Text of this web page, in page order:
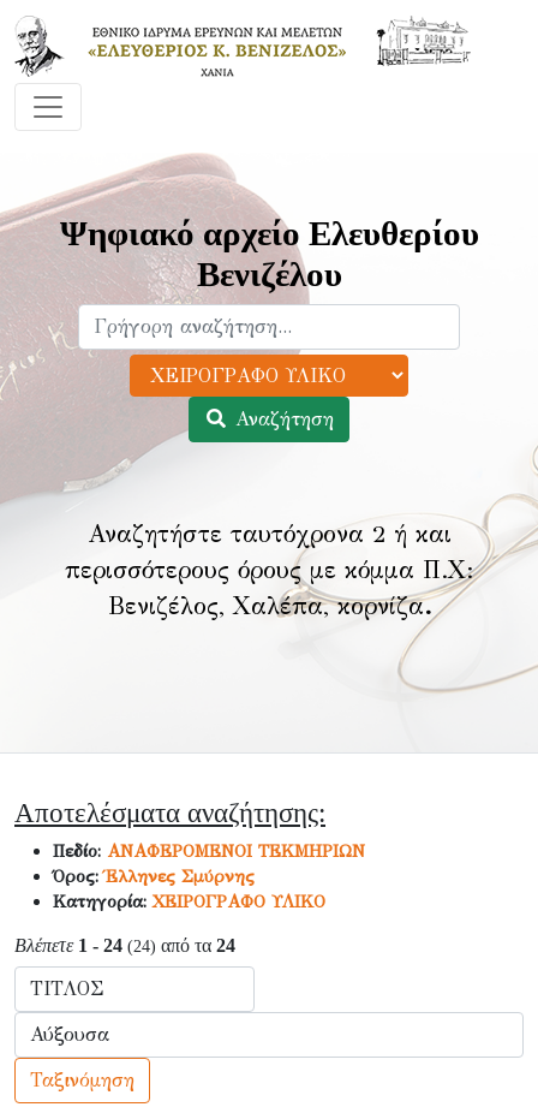
Ψηφιακό αρχείο Ελευθερίου
Βενιζέλου
Αναζήτηση
Αναζητήστε ταυτόχρονα 2 ή και
περισσότερους όρους με κόμμα Π.Χ:
Βενιζέλος, Χαλέπα, κορνίζα.
Αποτελέσματα αναζήτησης:
Πεδίο: ΑΝΑΦΕΡΟΜΕΝΟΙ ΤΕΚΜΗΡΙΩΝ
Όρος:Έλληνες Σμύρνης
Κατηγορία:ΧΕΙΡΟΓΡΑΦΟ ΥΛΙΚΟ
Βλέπετε 1 - 24 (24) από τα 24
Ταξινόμηση